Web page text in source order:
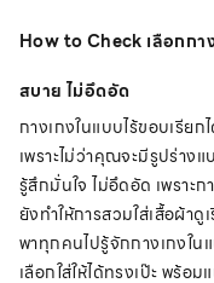
How to Check เลือกกา
สบาย ไม่อึดอัด
กางเกงในแบบไร้ขอบเรีย
เพราะไม่ว่าคุณจะมีรูปร่าง
รู้สึกมั่นใจ ไม่อึดอัด เพราะ
ยังทำให้การสวมใส่เสื้อผ้า
พาทุกคนไปรู้จักกางเกงใน
เลือกใส่ให้ได้ทรงเป๊ะ พร้อ